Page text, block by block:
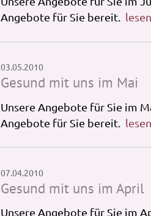
Angebote für Sie bereit.
03.05.2010
Gesund mit uns im Mai
Unsere Angebote für Sie im
Angebote für Sie bereit.
07.04.2010
Gesund mit uns im April
Unsere Angebote für Sie im